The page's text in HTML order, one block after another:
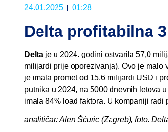
24.01.2025 01:28
Delta profitabilna
Delta je u 2024. godini ostvarila 57,0
milijardi prije oporezivanja). Ovo je malo
je imala promet od 15,6 milijardi USD i
putnika u 2024, na 5000 dnevnih letova
imala 84% load faktora. U kompaniji radi
analitičar: Alen Šćuric (Zagreb), foto: